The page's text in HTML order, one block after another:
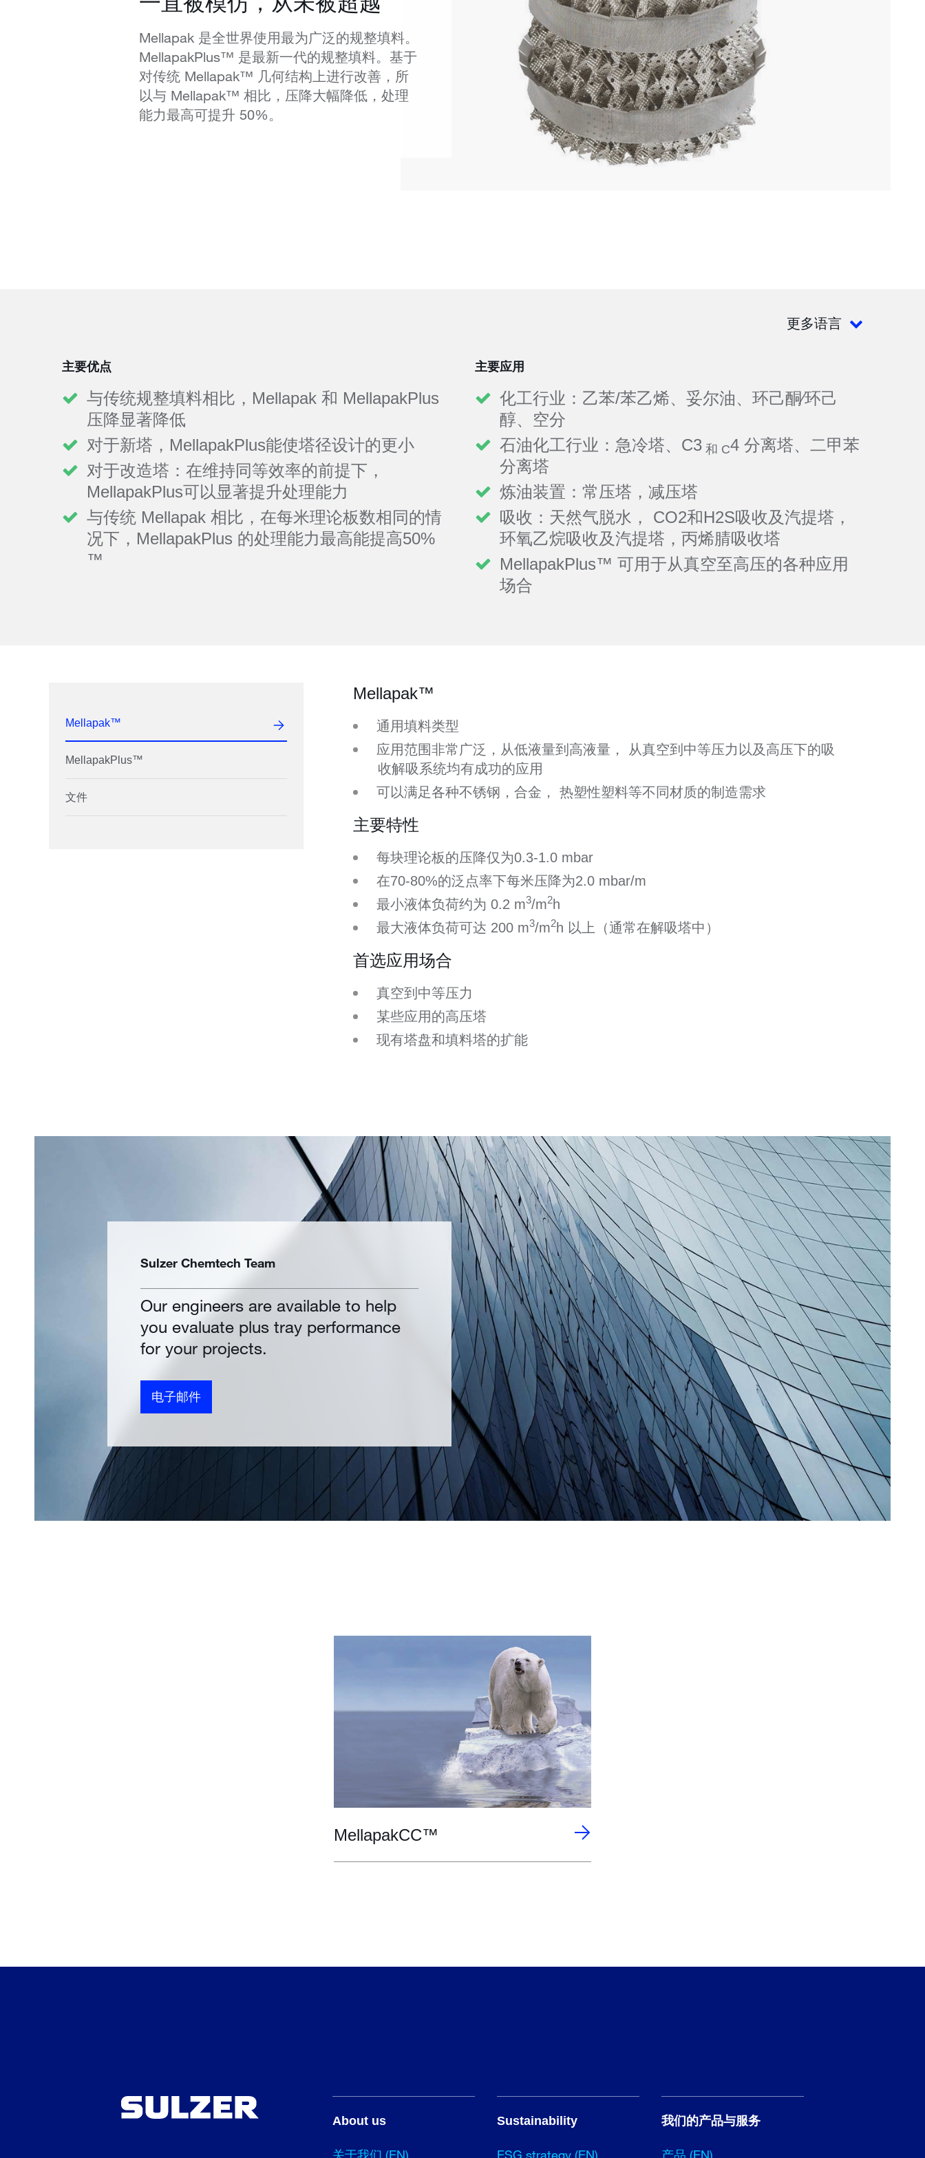
Mellapak 是全世界使用最为广泛的规整填料。
MellapakPlus™ 是最新一代的规整填料。基于
对传统 Mellapak™ 几何结构上进行改善，所
以与 Mellapak™ 相比，压降大幅降低，处理
能力最高可提升 50%。
更多语言
主要优点
与传统规整填料相比，Mellapak 和 MellapakPlus
压降显著降低
对于新塔，MellapakPlus能使塔径设计的更小
对于改造塔：在维持同等效率的前提下，
MellapakPlus可以显著提升处理能力
与传统 Mellapak 相比，在每米理论板数相同的情
况下，MellapakPlus 的处理能力最高能提高50%
™
主要应用
化工行业：乙苯/苯乙烯、妥尔油、环己酮∕环己
醇、空分
石油化工行业：急冷塔、C3 和 C4 分离塔、二甲苯
分离塔
炼油装置：常压塔，减压塔
吸收：天然气脱水， CO2和H2S吸收及汽提塔，
环氧乙烷吸收及汽提塔，丙烯腈吸收塔
MellapakPlus™ 可用于从真空至高压的各种应用
场合
Mellapak™
Mellapak™
通用填料类型
应用范围非常广泛，从低液量到高液量， 从真空到中等压力以及高压下的吸
收解吸系统均有成功的应用
可以满足各种不锈钢，合金， 热塑性塑料等不同材质的制造需求
主要特性
每块理论板的压降仅为0.3-1.0 mbar
在70-80%的泛点率下每米压降为2.0 mbar/m
最小液体负荷约为 0.2 m3/m2h
最大液体负荷可达 200 m3/m2h 以上（通常在解吸塔中）
首选应用场合
真空到中等压力
某些应用的高压塔
现有塔盘和填料塔的扩能
MellapakPlus™
文件
Sulzer Chemtech Team
Our engineers are available to help
you evaluate plus tray performance
for your projects.
电子邮件
MellapakCC™
About us
关于我们 (EN)
Sustainability
ESG strategy (EN)
我们的产品与服务
产品 (EN)